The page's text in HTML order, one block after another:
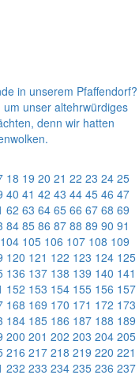
in unserem Pfaffendorf?
unser altehrwürdiges
denn wir hatten
18 19 20 21 22 23 24 25
40 41 42 43 44 45 46 47
62 63 64 65 66 67 68 69
84 85 86 87 88 89 90 91
104 105 106 107 108 109
120 121 122 123 124 125
136 137 138 139 140 141
152 153 154 155 156 157
168 169 170 171 172 173
184 185 186 187 188 189
200 201 202 203 204 205
216 217 218 219 220 221
232 233 234 235 236 237